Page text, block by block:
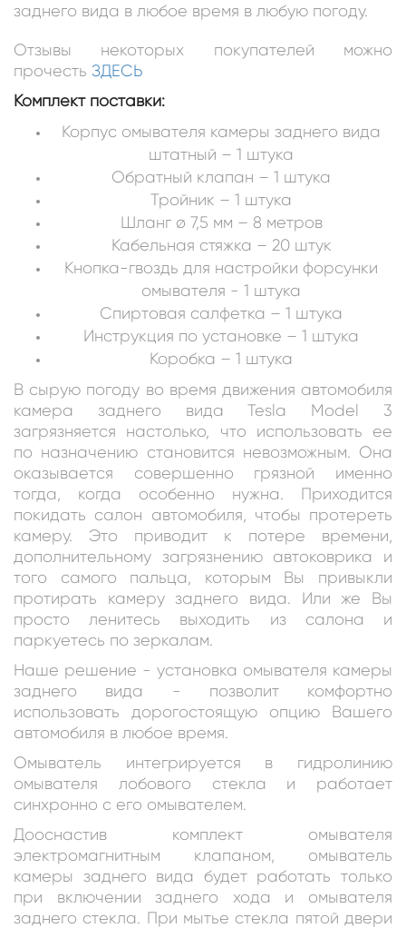
заднего вида в любое время в любую погоду.
Отзывы некоторых покупателей можно
прочесть ЗДЕСЬ
Комплект поставки:
Корпус омывателя камеры заднего вида
штатный – 1 штука
Обратный клапан – 1 штука
Тройник – 1 штука
Шланг ø 7,5 мм – 8 метров
Кабельная стяжка – 20 штук
Кнопка-гвоздь для настройки форсунки
омывателя - 1 штука
Спиртовая салфетка – 1 штука
Инструкция по установке – 1 штука
Коробка – 1 штука
В сырую погоду во время движения автомобиля
камера заднего вида Tesla Model 3
загрязняется настолько, что использовать ее
по назначению становится невозможным. Она
оказывается совершенно грязной именно
тогда, когда особенно нужна. Приходится
покидать салон автомобиля, чтобы протереть
камеру. Это приводит к потере времени,
дополнительному загрязнению автоковрика и
того самого пальца, которым Вы привыкли
протирать камеру заднего вида. Или же Вы
просто ленитесь выходить из салона и
паркуетесь по зеркалам.
Наше решение - установка омывателя камеры
заднего вида - позволит комфортно
использовать дорогостоящую опцию Вашего
автомобиля в любое время.
Омыватель интегрируется в гидролинию
омывателя лобового стекла и работает
синхронно с его омывателем.
Дооснастив комплект омывателя
электромагнитным клапаном, омыватель
камеры заднего вида будет работать только
при включении заднего хода и омывателя
заднего стекла. При мытье стекла пятой двери